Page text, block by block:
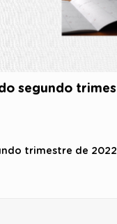
segundo
trimestre de 2022